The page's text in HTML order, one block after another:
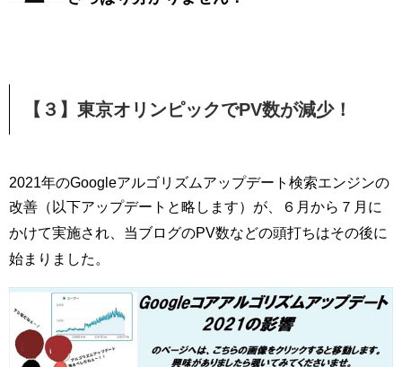
【３】東京オリンピックでPV数が減少！
2021年のGoogleアルゴリズムアップデート検索エンジンの
改善（ 以下アップデートと略します）が、６月から７月に
かけて実施され、当ブログのPV数などの頭打ちはその後に
始まりました 。